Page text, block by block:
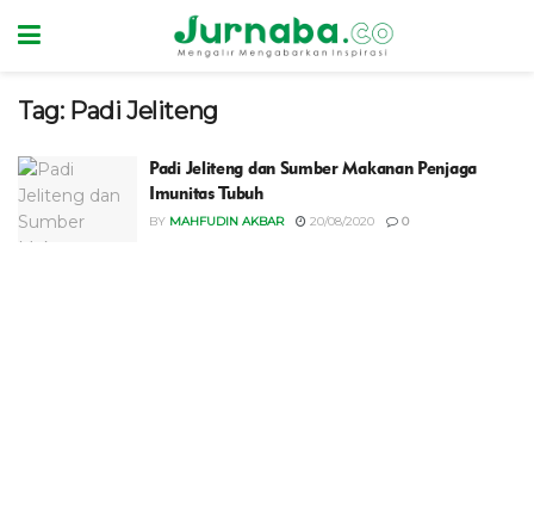
Tag: Padi Jeliteng
Padi Jeliteng dan Sumber Makanan Penjaga
Imunitas Tubuh
BY MAHFUDIN AKBAR 20/08/2020 0